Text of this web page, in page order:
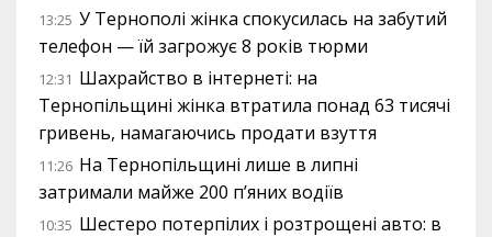
13:25 У Тернополі жінка спокусилась на забутий
телефон — їй загрожує 8 років тюрми
12:31 Шахрайство в інтернеті: на
Тернопільщині жінка втратила понад 63 тисячі
гривень, намагаючись продати взуття
11:26 На Тернопільщині лише в липні
затримали майже 200 п’яних водіїв
10:35 Шестеро потерпілих і розтрощені авто: в